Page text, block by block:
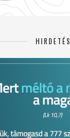
HIRDETÉS